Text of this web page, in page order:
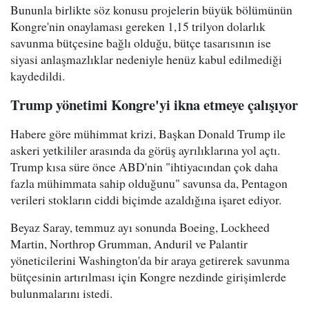
Bununla birlikte söz konusu projelerin büyük bölümünün
Kongre'nin onaylaması gereken 1,15 trilyon dolarlık
savunma bütçesine bağlı olduğu, bütçe tasarısının ise
siyasi anlaşmazlıklar nedeniyle henüz kabul edilmediği
kaydedildi.
Trump yönetimi Kongre'yi ikna etmeye çalışıyor
Habere göre mühimmat krizi, Başkan Donald Trump ile
askeri yetkililer arasında da görüş ayrılıklarına yol açtı.
Trump kısa süre önce ABD'nin "ihtiyacından çok daha
fazla mühimmata sahip olduğunu" savunsa da, Pentagon
verileri stokların ciddi biçimde azaldığına işaret ediyor.
Beyaz Saray, temmuz ayı sonunda Boeing, Lockheed
Martin, Northrop Grumman, Anduril ve Palantir
yöneticilerini Washington'da bir araya getirerek savunma
bütçesinin artırılması için Kongre nezdinde girişimlerde
bulunmalarını istedi.